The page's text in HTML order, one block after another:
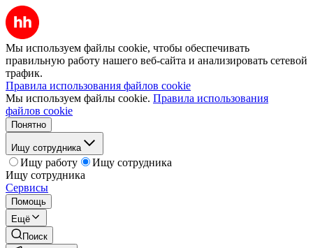
Мы используем файлы cookie, чтобы обеспечивать
правильную работу нашего веб-сайта и анализировать сетевой
трафик.
Правила использования файлов cookie
Мы используем файлы cookie. Правила использования
файлов cookie
Понятно
Ищу сотрудника
Ищу работу
Ищу сотрудника
Ищу сотрудника
Сервисы
Помощь
Ещё
Поиск